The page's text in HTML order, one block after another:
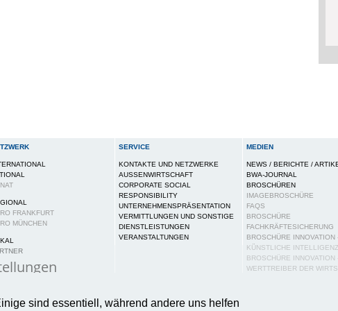
FRANKFURT
MÜNCHEN
SERVICE
KONTAKTE UND NETZWERKE
AUSSENWIRTSCHAFT
CORPORATE SOCIAL
RESPONSIBILITY
UNTERNEHMENSPRÄSENTATION
VERMITTLUNGEN UND SONSTIGE
DIENSTLEISTUNGEN
VERANSTALTUNGEN
MEDIEN
NEWS / BERICHTE /
BWA-JOURNAL
BROSCHÜREN
IMAGEBROSCHÜRE
FAQS
BROSCHÜRE
FACHKRÄFTESICHERUNG
BROSCHÜRE INNOVATION
KÜNSTLICHE INTELLIGENZ
BROSCHÜRE INNOVATION
WERTTREIBER DER
sind essentiell, während andere uns helfen
Cookies auf dieser Webseite, um Ihnen ein bestmögliches
Weitere Informationen